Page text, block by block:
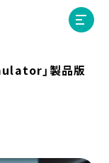
」製品版